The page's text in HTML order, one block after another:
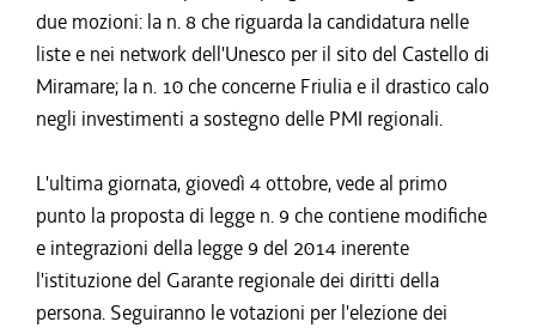
due mozioni: la n. 8 che riguarda la candidatura nelle
liste e nei network dell'Unesco per il sito del Castello di
Miramare; la n. 10 che concerne Friulia e il drastico calo
negli investimenti a sostegno delle PMI regionali.
L'ultima giornata, giovedì 4 ottobre, vede al primo
punto la proposta di legge n. 9 che contiene modifiche
e integrazioni della legge 9 del 2014 inerente
l'istituzione del Garante regionale dei diritti della
persona. Seguiranno le votazioni per l'elezione dei